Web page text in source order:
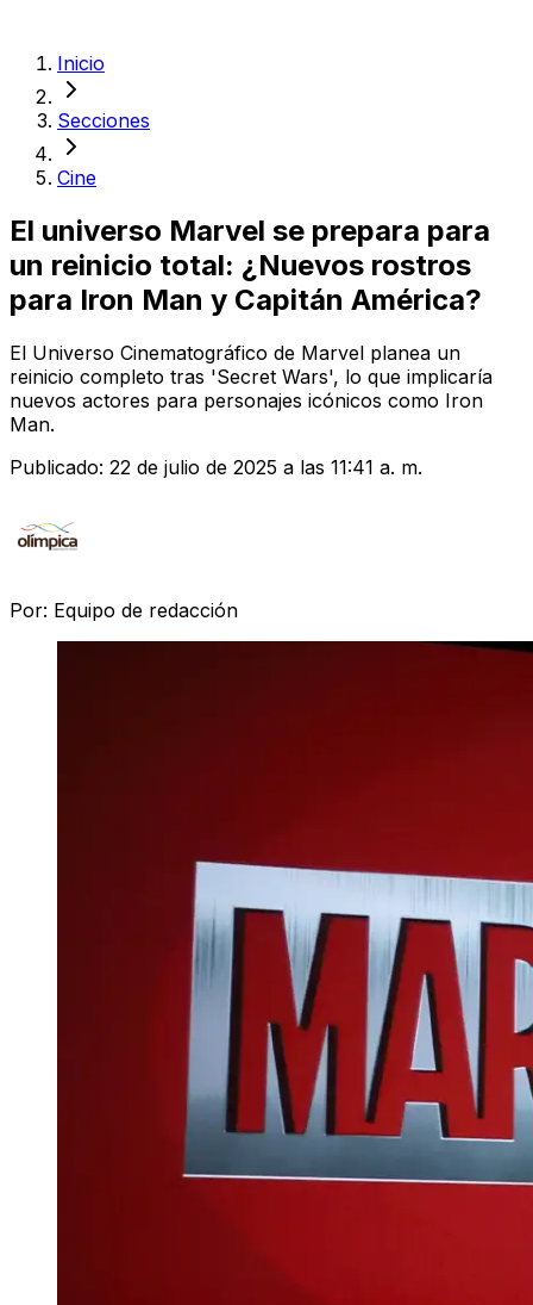
Inicio
Secciones
Cine
El universo Marvel se prepara para
un reinicio total: ¿Nuevos rostros
para Iron Man y Capitán América?
El Universo Cinematográfico de Marvel planea un
reinicio completo tras 'Secret Wars', lo que implicaría
nuevos actores para personajes icónicos como Iron
Man.
Publicado: 22 de julio de 2025 a las 11:41 a. m.
Por: Equipo de redacción